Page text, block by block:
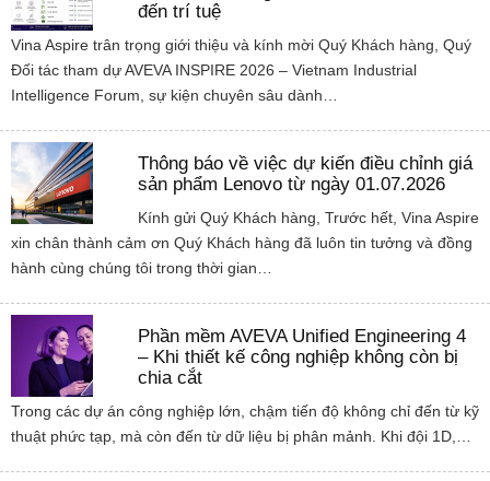
đến trí tuệ
Vina Aspire trân trọng giới thiệu và kính mời Quý Khách hàng, Quý
Đối tác tham dự AVEVA INSPIRE 2026 – Vietnam Industrial
Intelligence Forum, sự kiện chuyên sâu dành…
Thông báo về việc dự kiến điều chỉnh giá
sản phẩm Lenovo từ ngày 01.07.2026
Kính gửi Quý Khách hàng, Trước hết, Vina Aspire
xin chân thành cảm ơn Quý Khách hàng đã luôn tin tưởng và đồng
hành cùng chúng tôi trong thời gian…
Phần mềm AVEVA Unified Engineering 4
– Khi thiết kế công nghiệp không còn bị
chia cắt
Trong các dự án công nghiệp lớn, chậm tiến độ không chỉ đến từ kỹ
thuật phức tạp, mà còn đến từ dữ liệu bị phân mảnh. Khi đội 1D,…